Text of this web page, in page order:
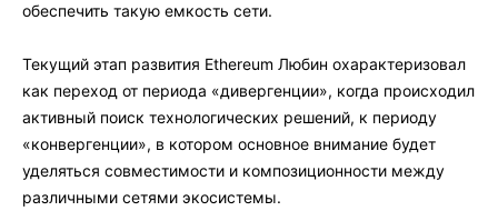
обеспечить такую емкость сети.
Текущий этап развития Ethereum Любин охарактеризовал
как переход от периода «дивергенции», когда происходил
активный поиск технологических решений, к периоду
«конвергенции», в котором основное внимание будет
уделяться совместимости и композиционности между
различными сетями экосистемы.